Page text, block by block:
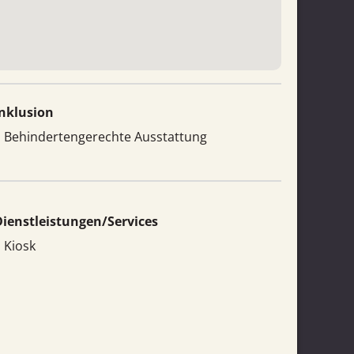
Behindertengerechte Ausstattung
Services
Kiosk